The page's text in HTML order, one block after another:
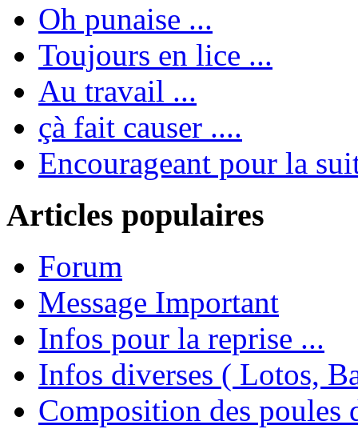
Oh punaise ...
Toujours en lice ...
Au travail ...
çà fait causer ....
Encourageant pour la
Articles populaires
Forum
Message Important
Infos pour la reprise ...
Infos diverses ( Lotos,
Composition des poules